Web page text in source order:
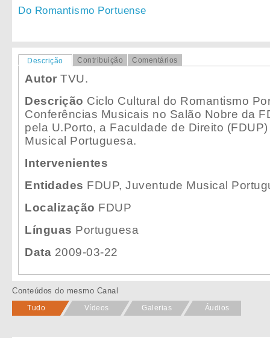
Do Romantismo Portuense
Descrição Contribuição Comentários
Autor TVU.
Descrição Ciclo Cultural do Romantismo
Conferências Musicais no Salão Nobre da
pela U.Porto, a Faculdade de Direito
Musical Portuguesa.
Intervenientes
Entidades FDUP, Juventude Musical
Localização FDUP
Línguas Portuguesa
Data 2009-03-22
Conteúdos do mesmo Canal
Tudo Vídeos Galerias Áudios